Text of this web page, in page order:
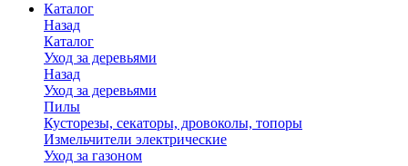
Каталог
Назад
Каталог
Уход за деревьями
Назад
Уход за деревьями
Пилы
Кусторезы, секаторы, дровоколы, топоры
Измельчители электрические
Уход за газоном